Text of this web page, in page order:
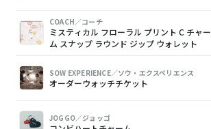
COACH／コーチ
ミスティカル フローラル プリント C チャー
ム スナップ ラウンド ジップ ウォレット
SOW EXPERIENCE／ソウ・エクスペリエンス
オーダーウォッチチケット
JOGGO／ジョッゴ